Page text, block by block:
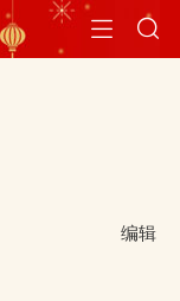
 
编辑